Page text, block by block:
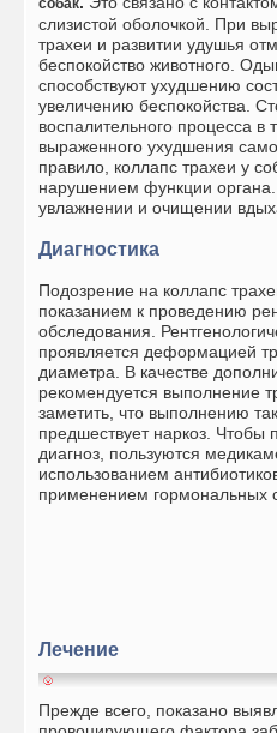
слизистой оболочкой. При
трахеи и развитии удушья
беспокойство животного.
способствуют ухудшению
увеличению беспокойства.
воспалительного процесса в
выраженного ухудшения
правило, коллапс трахеи у
нарушением функции органа.
увлажнении и очищении
Диагностика
Подозрение на коллапс
показанием к проведению
обследования.
проявляется деформацией
диаметра. В качестве
рекомендуется выполнение
заметить, что выполнению
предшествует наркоз. Чтобы
диагноз, пользуются
использованием
применением гормональных
Лечение
Прежде всего, показано